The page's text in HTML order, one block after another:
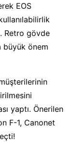
EOS
Retro gövde
büyük önem
yaptı. Önerilen
F-1, Canonet